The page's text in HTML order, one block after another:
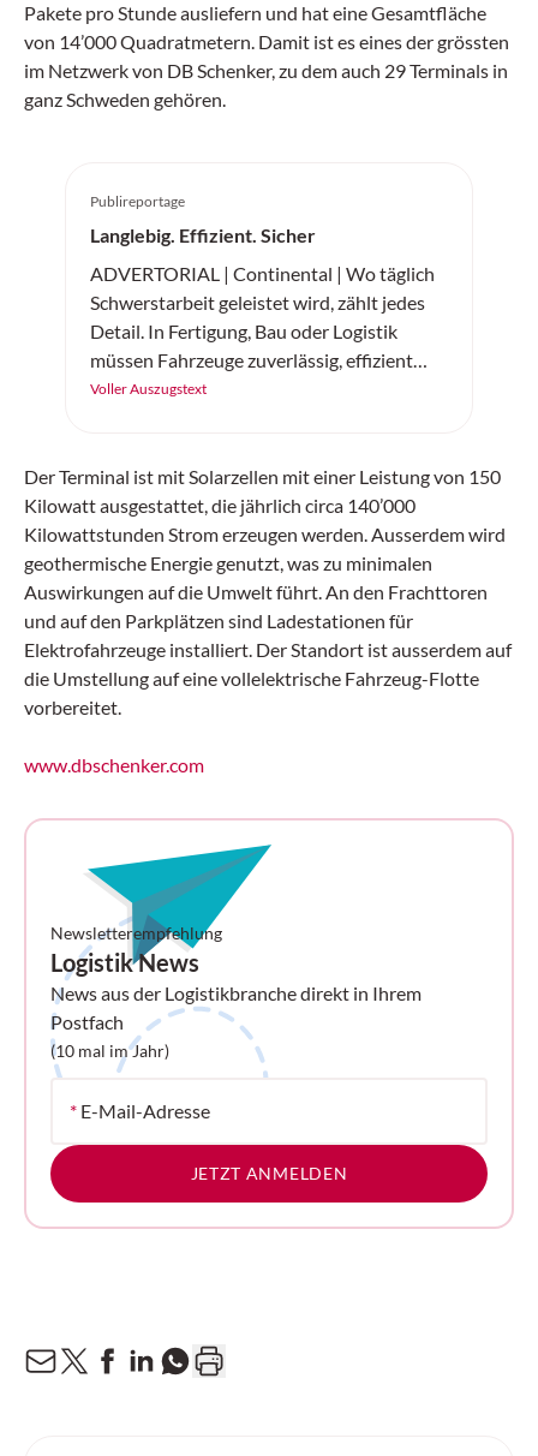
Pakete pro Stunde ausliefern und hat eine Gesamtfläche
von 14’000 Quadratmetern. Damit ist es eines der grössten
im Netzwerk von DB Schenker, zu dem auch 29 Terminals in
ganz Schweden gehören.
Publireportage
Langlebig. Effizient. Sicher
ADVERTORIAL | Continental | Wo täglich
Schwerstarbeit geleistet wird, zählt jedes
Detail. In Fertigung, Bau oder Logistik
müssen Fahrzeuge zuverlässig, effizient
und sicher arbeiten. Der «SC20+» von
Höchstleistung auf jedem Untergrund.
Voller Auszugstext
Der Terminal ist mit Solarzellen mit einer Leistung von 150
Kilowatt ausgestattet, die jährlich circa 140’000
Kilowattstunden Strom erzeugen werden. Ausserdem wird
geothermische Energie genutzt, was zu minimalen
Auswirkungen auf die Umwelt führt. An den Frachttoren
und auf den Parkplätzen sind Ladestationen für
Elektrofahrzeuge installiert. Der Standort ist ausserdem auf
die Umstellung auf eine vollelektrische Fahrzeug-Flotte
vorbereitet.
www.dbschenker.com
Newsletterempfehlung
Logistik News
News aus der Logistikbranche direkt in Ihrem
Postfach
(10 mal im Jahr)
* E-Mail-Adresse
JETZT ANMELDEN